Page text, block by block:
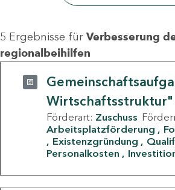
5 Ergebnisse für Verbesserung
regionalbeihilfen
Wirtschaftsstruktur"
Förderart: Zuschuss
Arbeitsplatzförderung
Existenzgründung
Personalkosten